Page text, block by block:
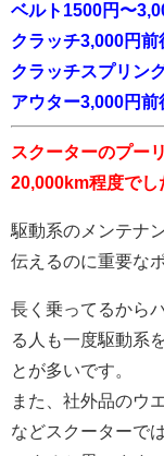
ベルト1500円〜
クラッチ3,000円前
クラッチスプリン
アウター3,000円前
スクーターのプー
20,000km程度でし
駆動系のメンテナ
伝えるのに重要な
長く乗ってるから
る人も一度駆動系
とが多いです。
また、社外品のウ
などスクーターで